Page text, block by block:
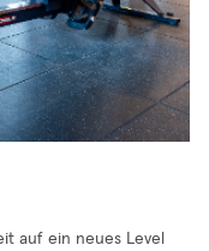
auf ein neues Level